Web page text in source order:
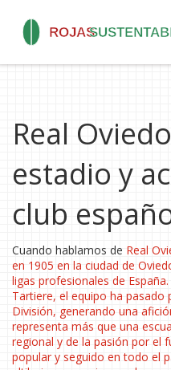
Real
estadio y
club
Cuando hablamos de Real
en 1905 en la ciudad de
ligas profesionales de España
Tartiere, el equipo ha pasado
División, generando una
representa más que una
regional y de la pasión por el
popular y seguido en todo el